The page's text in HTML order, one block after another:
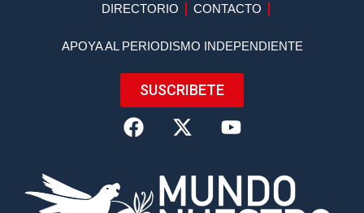
DIRECTORIO CONTACTO
APOYA AL PERIODISMO INDEPENDIENTE
SUSCRIBETE